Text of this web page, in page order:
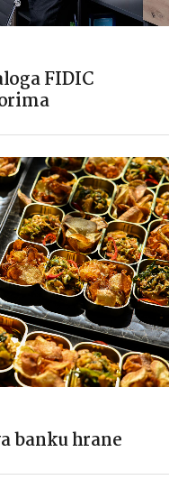
FIDIC
banku hrane